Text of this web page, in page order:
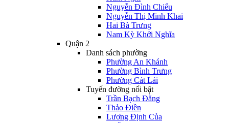
Nguyễn Đình Chiểu
Nguyễn Thị Minh Khai
Hai Bà Trưng
Nam Kỳ Khởi Nghĩa
Quận 2
Danh sách phường
Phường An Khánh
Phường Bình Trưng
Phường Cát Lái
Tuyến đường nổi bật
Trần Bạch Đằng
Thảo Điền
Lương Định Của